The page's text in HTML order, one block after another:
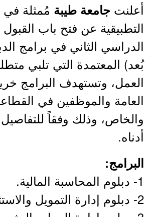
أعلنت جامعة طيبة مُمثلة في
التطبيقية عن فتح باب
الدراسي الثاني في برامج
بُعد) المعتمدة التي تلبي
العمل، وتستهدف البرامج
العامة والموظفين في
والخاص، وذلك وفقاً
أدناه.
البرامج:
1- دبلوم المحاسبة المالية.
2- دبلوم إدارة التمويل والاستثمار.